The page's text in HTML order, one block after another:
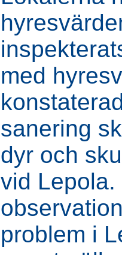
med
sanering
dyr och
vid
problem i